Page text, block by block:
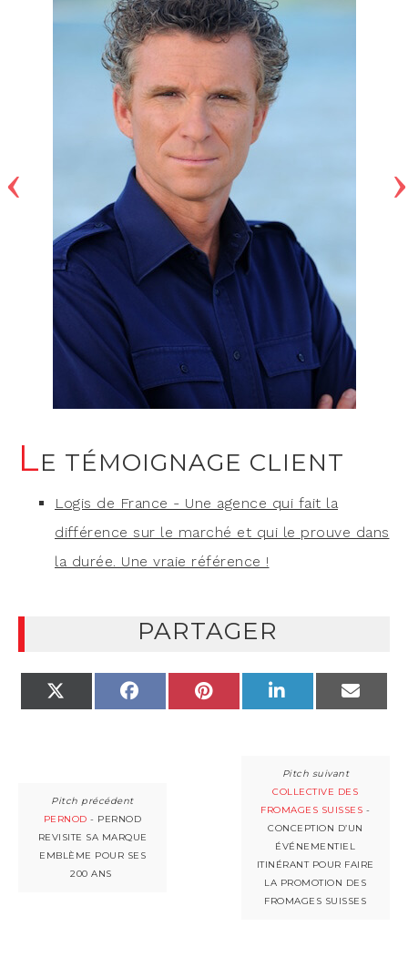
LE TÉMOIGNAGE CLIENT
Logis de France - Une agence qui fait la
différence sur le marché et qui le prouve dans
la durée. Une vraie référence !
PARTAGER
(TWITTER)
FACEBOOK PINTEREST LINKEDIN
PERNOD - PERNOD
REVISITE SA MARQUE
EMBLÈME POUR SES
200 ANS
COLLECTIVE DES
FROMAGES SUISSES -
CONCEPTION D’UN
ÉVÉNEMENTIEL
ITINÉRANT POUR FAIRE
LA PROMOTION DES
FROMAGES SUISSES